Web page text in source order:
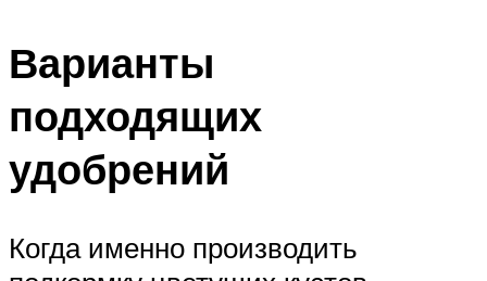
Варианты
подходящих
удобрений
Когда именно производить